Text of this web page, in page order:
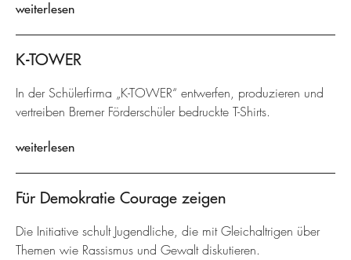
weiterlesen
K-TOWER
In der Schülerfirma „K-TOWER“ entwerfen, produzieren und
vertreiben Bremer Förderschüler bedruckte T-Shirts.
weiterlesen
Für Demokratie Courage zeigen
Die Initiative schult Jugendliche, die mit Gleichaltrigen über
Themen wie Rassismus und Gewalt diskutieren.